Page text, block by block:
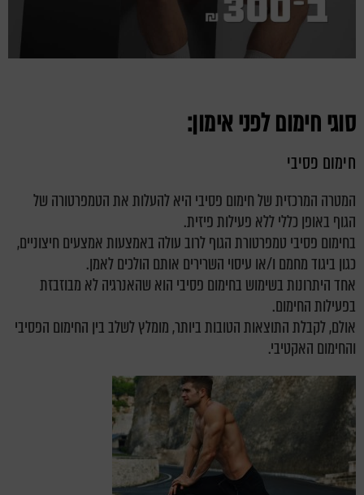
סוגי חימום לפני אימון:
חימום פסיבי
המטרה המרכזית של חימום פסיבי היא להעלות את הטמפרטורה של
הגוף באופן כללי ללא פעילות פיזית.
בחימום פסיבי טמפרטורת הגוף לרוב עולה באמצעות אמצעים חיצוניים,
כגון ביגוד מחמם ו/או עיסוי השרירים אותם הולכים לאמן.
אחד היתרונות בשימוש בחימום פסיבי הוא שהאנרגיה לא מבוזבזת
בפעילות החימום.
אולם, לקבלת התוצאות הטובות ביותר, מומלץ לשלב בין החימום הפסיבי
והחימום האקטיבי.